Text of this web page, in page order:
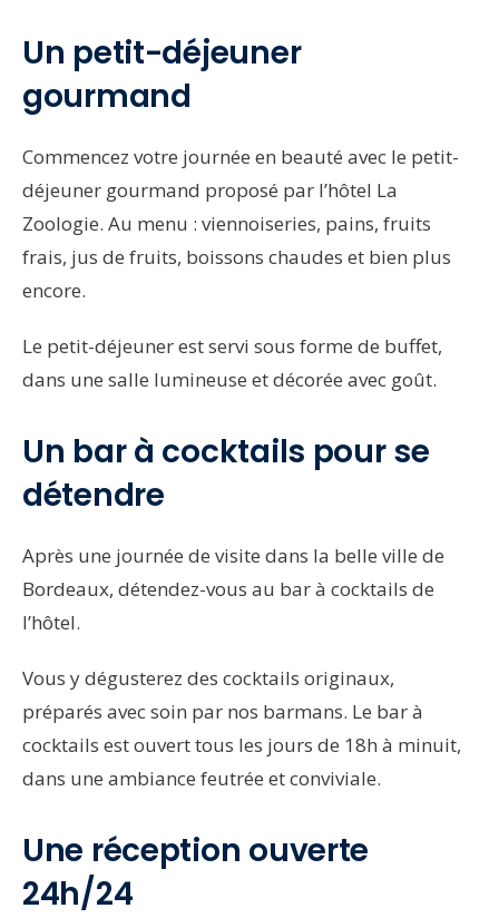
Un petit-déjeuner
gourmand
Commencez votre journée en beauté avec le petit-
déjeuner gourmand proposé par l’hôtel La
Zoologie. Au menu : viennoiseries, pains, fruits
frais, jus de fruits, boissons chaudes et bien plus
encore.
Le petit-déjeuner est servi sous forme de buffet,
dans une salle lumineuse et décorée avec goût.
Un bar à cocktails pour se
détendre
Après une journée de visite dans la belle ville de
Bordeaux, détendez-vous au bar à cocktails de
l’hôtel.
Vous y dégusterez des cocktails originaux,
préparés avec soin par nos barmans. Le bar à
cocktails est ouvert tous les jours de 18h à minuit,
dans une ambiance feutrée et conviviale.
Une réception ouverte
24h/24